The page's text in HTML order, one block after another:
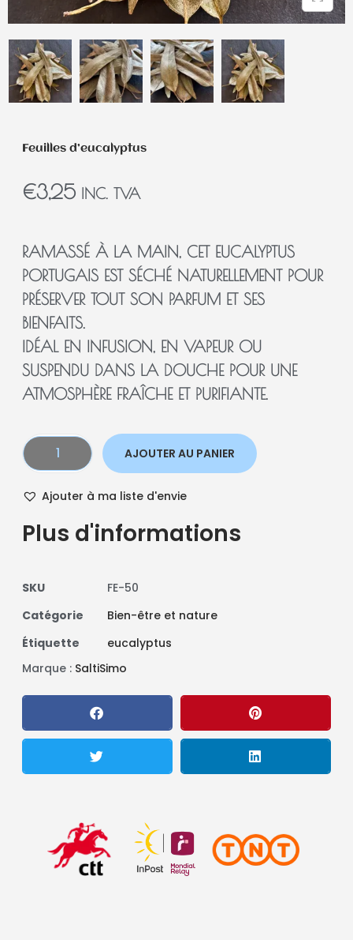
Feuilles d’eucalyptus
€3,25 INC. TVA
RAMASSÉ À LA MAIN, CET EUCALYPTUS
PORTUGAIS EST SÉCHÉ NATURELLEMENT POUR
PRÉSERVER TOUT SON PARFUM ET SES
BIENFAITS.
IDÉAL EN INFUSION, EN VAPEUR OU
SUSPENDU DANS LA DOUCHE POUR UNE
ATMOSPHÈRE FRAÎCHE ET PURIFIANTE.
AJOUTER AU PANIER
Ajouter à ma liste d'envie
Plus d'informations
SKU
FE-50
Catégorie
Bien-être et nature
Étiquette
eucalyptus
Marque : SaltiSimo